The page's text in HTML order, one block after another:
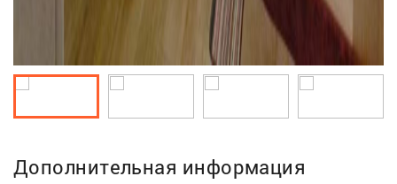
Дополнительная информация